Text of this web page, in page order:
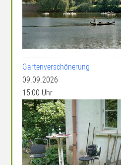
Gartenverschönerung
09.09.2026
15:00 Uhr